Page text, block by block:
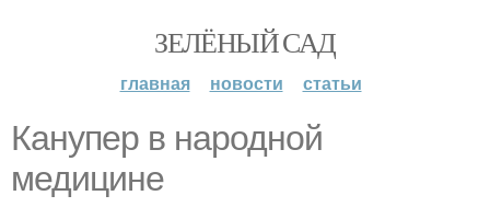
ЗЕЛЁНЫЙ САД
главная новости статьи
Канупер в народной
медицине